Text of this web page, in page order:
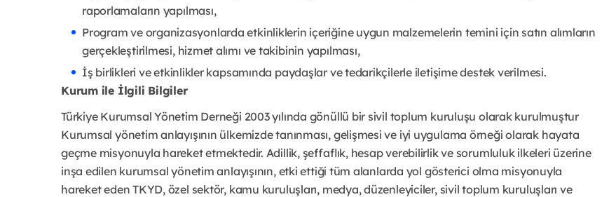
raporlamaların yapılması,
Program ve organizasyonlarda etkinliklerin içeriğine uygun malzemelerin temini için satın alımların
gerçekleştirilmesi, hizmet alımı ve takibinin yapılması,
İş birlikleri ve etkinlikler kapsamında paydaşlar ve tedarikçilerle iletişime destek verilmesi.
Kurum ile İlgili Bilgiler
Türkiye Kurumsal Yönetim Derneği 2003 yılında gönüllü bir sivil toplum kuruluşu olarak kurulmuştur
Kurumsal yönetim anlayışının ülkemizde tanınması, gelişmesi ve iyi uygulama örneği olarak hayata
geçme misyonuyla hareket etmektedir. Adillik, şeffaflık, hesap verebilirlik ve sorumluluk ilkeleri üzerine
inşa edilen kurumsal yönetim anlayışının, etki ettiği tüm alanlarda yol gösterici olma misyonuyla
hareket eden TKYD, özel sektör, kamu kuruluşları, medya, düzenleyiciler, sivil toplum kuruluşları ve